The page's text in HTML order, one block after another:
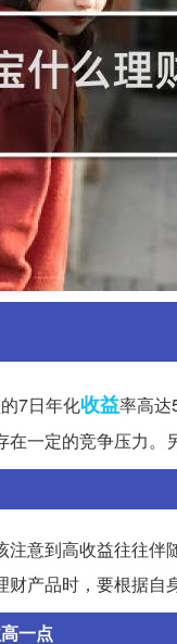
7日年化收益率高达
一定的竞争压力。
意到高收益往往
产品时，要根据自
一点